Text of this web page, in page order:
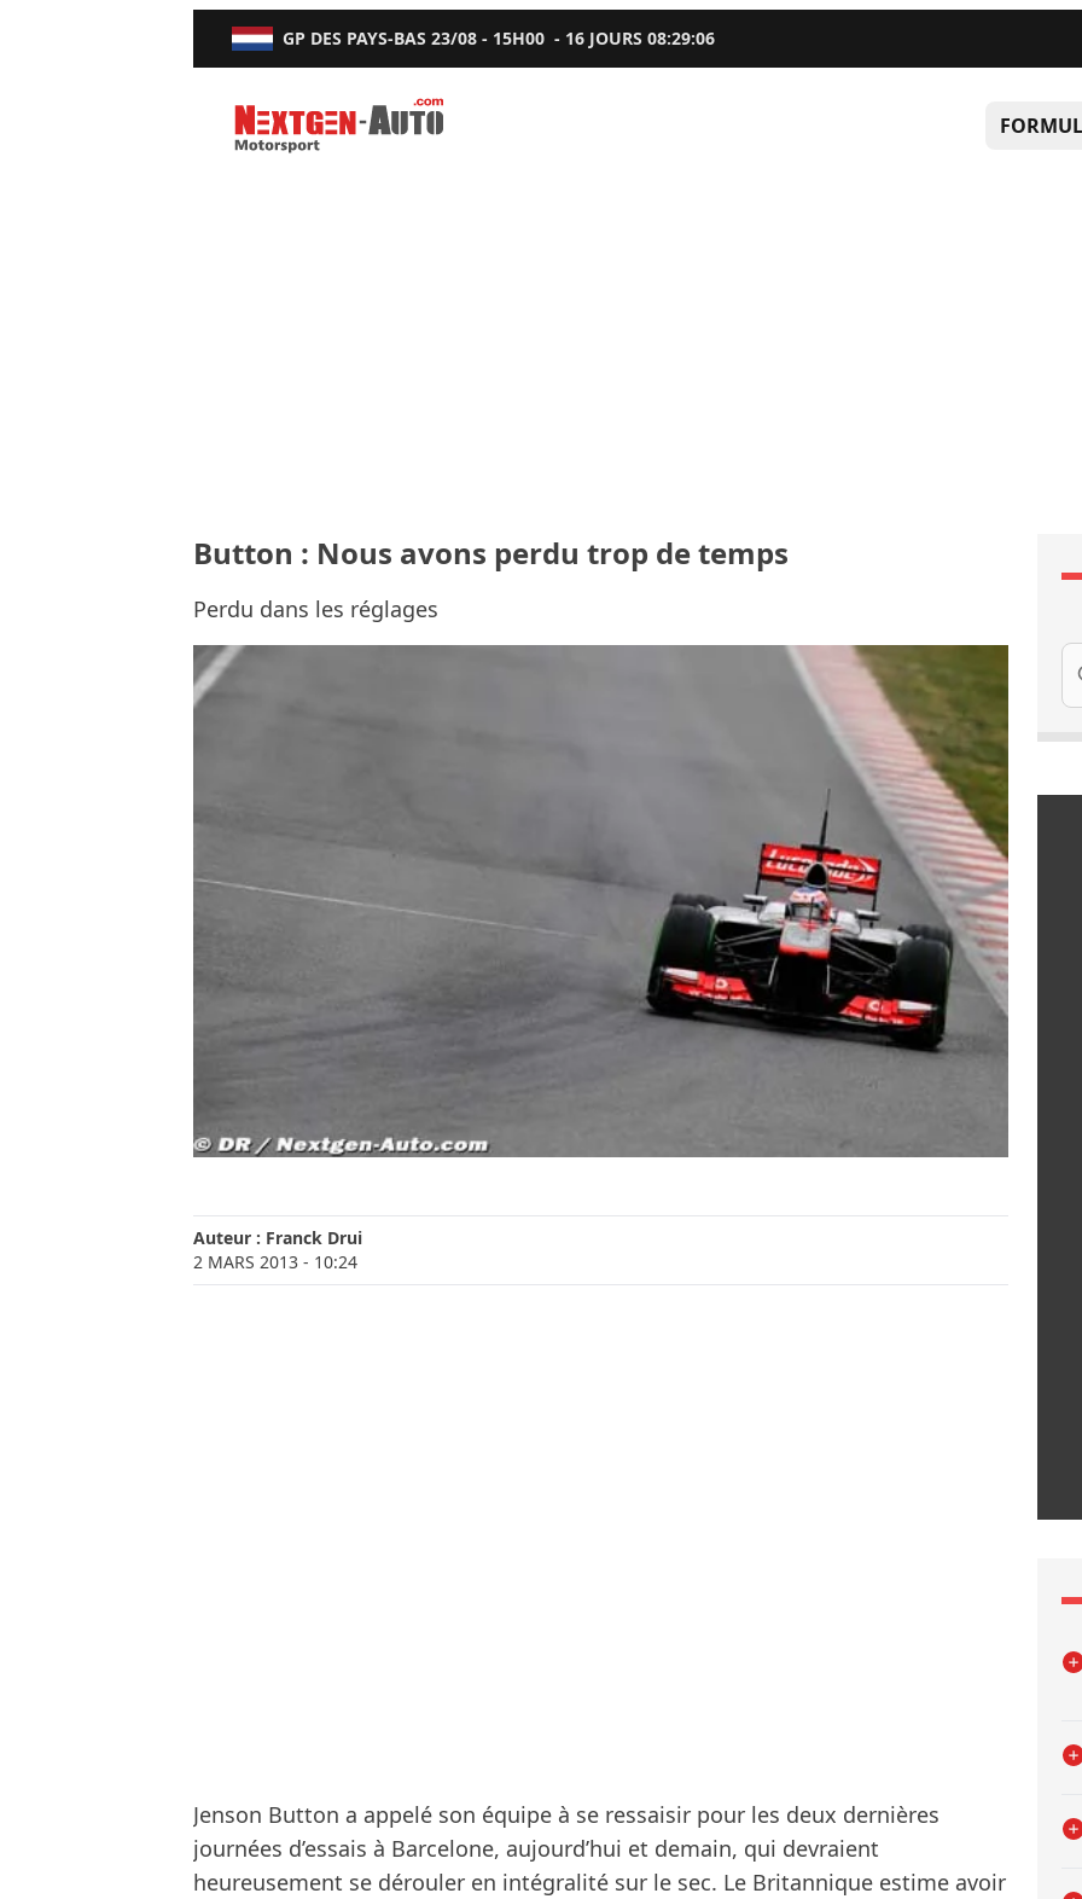
GP DES PAYS-BAS 23/08 - 15H00 - 16 JOURS08:29:05
Nextgen-Auto.com
Button : Nous avons perdu trop de temps
Perdu dans les réglages
Auteur : Franck Drui
2 MARS 2013 - 10:24
Jenson Button a appelé son équipe à se ressaisir pour les deux dernières
journées d’essais à Barcelone, aujourd’hui et demain, qui devraient
heureusement se dérouler en intégralité sur le sec. Le Britannique estime avoir